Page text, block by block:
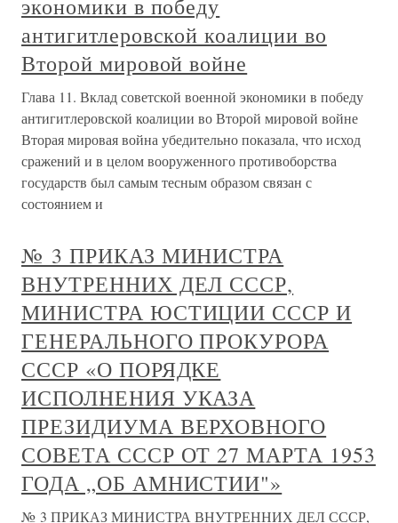
экономики в победу
антигитлеровской коалиции во
Второй мировой войне
Глава 11. Вклад советской военной экономики в победу
антигитлеровской коалиции во Второй мировой войне
Вторая мировая война убедительно показала, что исход
сражений и в целом вооруженного противоборства
государств был самым тесным образом связан с
состоянием и
№ 3 ПРИКАЗ МИНИСТРА
ВНУТРЕННИХ ДЕЛ СССР,
МИНИСТРА ЮСТИЦИИ СССР И
ГЕНЕРАЛЬНОГО ПРОКУРОРА
СССР «О ПОРЯДКЕ
ИСПОЛНЕНИЯ УКАЗА
ПРЕЗИДИУМА ВЕРХОВНОГО
СОВЕТА СССР ОТ 27 МАРТА 1953
ГОДА „ОБ АМНИСТИИ"»
№ 3 ПРИКАЗ МИНИСТРА ВНУТРЕННИХ ДЕЛ СССР,